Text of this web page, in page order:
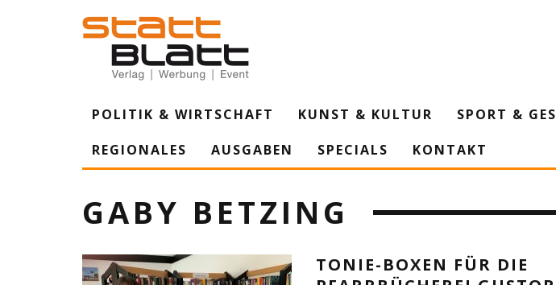
POLITIK & WIRTSCHAFT KUNST & KULTUR SPORT &
REGIONALES
AUSGABEN SPECIALS KONTAKT
GABY BETZING
TONIE-BOXEN FÜR DIE